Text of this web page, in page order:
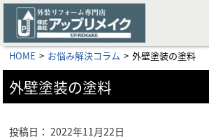
HOME お悩み解決コラム 外壁塗装の塗料
外壁塗装の塗料
投稿日：2022年11月22日